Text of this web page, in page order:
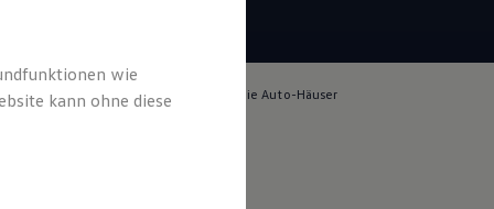
für die Inhalte auf dieser Seite ist die Auto-Häuser
wie
kann ohne diese